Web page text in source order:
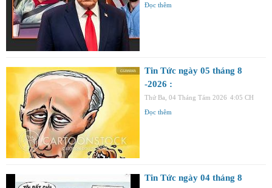
Đọc thêm
Tin Tức ngày 05 tháng 8
-2026 :
Thứ Ba, 04 Tháng Tám 2026 4:05 CH
Đọc thêm
Tin Tức ngày 04 tháng 8